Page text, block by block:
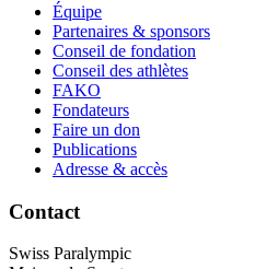
Équipe
Partenaires & sponsors
Conseil de fondation
Conseil des athlètes
FAKO
Fondateurs
Faire un don
Publications
Adresse & accès
Contact
Swiss Paralympic